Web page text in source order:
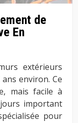
de
En
extérieurs
environ. Ce
mais facile à
important
pour